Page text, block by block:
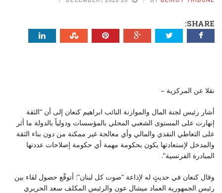
SHARE:
نقلا عن المركزية –
أشار رئيس لجنة المال والموازنة النائب ابراهيم كنعان إلى أن “الثقة
إنهارت على المستوى الشعبي المحلي بالمؤسسات ودولياً بالدولة ما أثر
على التعاطي النقدي والمالي وأي معالجة غير ممكنة من دون بناء الثقة
والمدخل لإستعادتها يكون بحكومة مهمة أي حكومة إصلاحات عددتها
المبادرة الفرنسية”.
وقال كنعان في حديثٍ له لإذاعة “صوت كل لبنان”: أتوقّع حصول لقاء بين
رئيس الجمهورية العماد ميشال عون والرئيس المكلف سعد الحريري